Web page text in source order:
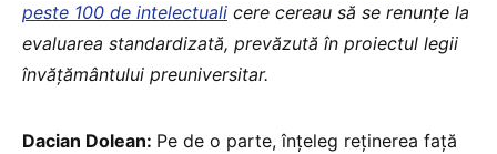
peste 100 de intelectuali cere cereau să se renunțe la
evaluarea standardizată, prevăzută în proiectul legii
învățământului preuniversitar.
Dacian Dolean: Pe de o parte, înțeleg reținerea față